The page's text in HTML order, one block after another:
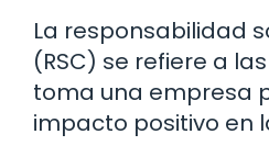
La responsabilidad
(RSC) se refiere a
toma una empresa
impacto positivo en